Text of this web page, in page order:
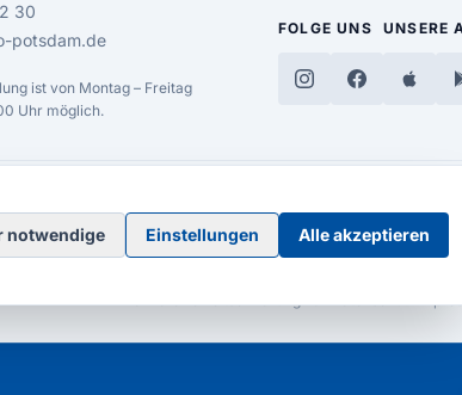
30
potsdam.de
ist von Montag – Freitag
Uhr möglich.
FOLGE UNS UNSERE
BarrierefreiheitserklärungAGBDatenschutz
notwendige Einstellungen Alle akzeptieren